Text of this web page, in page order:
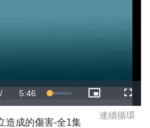
/ Duration
5:46 Loaded
2.39%
Picture-
in-
Picture
連續循環
造成的傷害-全1集